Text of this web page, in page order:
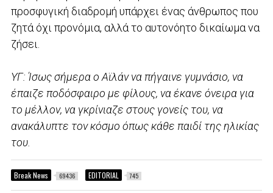
προσφυγική διαδρομή υπάρχει ένας άνθρωπος που
ζητά όχι προνόμια, αλλά το αυτονόητο δικαίωμα να
ζήσει.
ΥΓ: Ίσως σήμερα ο Αϊλάν να πήγαινε γυμνάσιο, να
έπαιζε ποδόσφαιρο με φίλους, να έκανε όνειρα για
το μέλλον, να γκρίνιαζε στους γονείς του, να
ανακάλυπτε τον κόσμο όπως κάθε παιδί της ηλικίας
του.
Break News 69436 EDITORIAL 745